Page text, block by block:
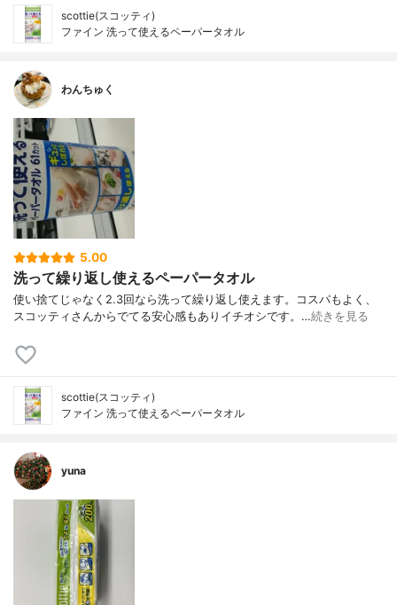
scottie(スコッティ)
ファイン 洗って使えるペーパータオル
わんちゅく
5.00
洗って繰り返し使えるペーパータオル
使い捨てじゃなく2.3回なら洗って繰り返し使えます。コスパもよく、
スコッティさんからでてる安心感もありイチオシです。…続きを見る
scottie(スコッティ)
ファイン 洗って使えるペーパータオル
yuna